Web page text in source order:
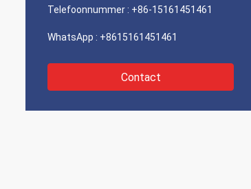
Telefoonnummer : +86-15161451461
WhatsApp : +8615161451461
Contact